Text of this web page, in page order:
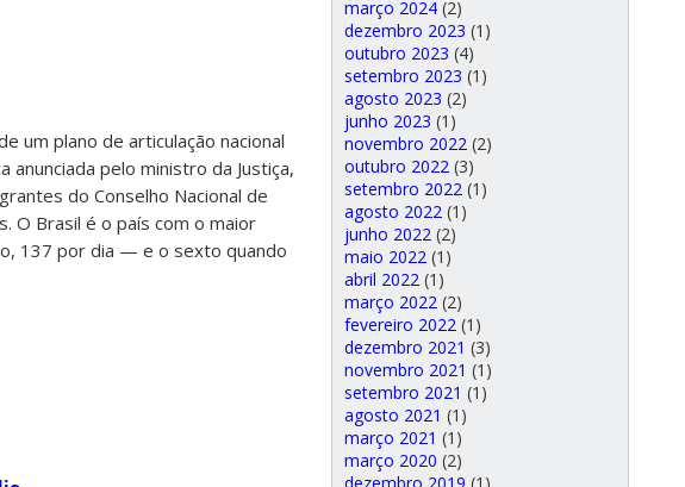
um plano de articulação nacional
anunciada pelo ministro da Justiça,
do Conselho Nacional de
O Brasil é o país com o maior
137 por dia — e o sexto quando
março 2024 (2)
dezembro 2023 (1)
outubro 2023 (4)
setembro 2023 (1)
agosto 2023 (2)
junho 2023 (1)
novembro 2022 (2)
outubro 2022 (3)
setembro 2022 (1)
agosto 2022 (1)
junho 2022 (2)
maio 2022 (1)
abril 2022 (1)
março 2022 (2)
fevereiro 2022 (1)
dezembro 2021 (3)
novembro 2021 (1)
setembro 2021 (1)
agosto 2021 (1)
março 2021 (1)
março 2020 (2)